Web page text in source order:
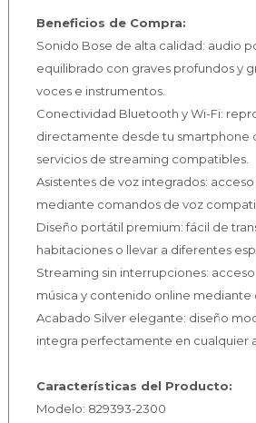
Beneficios de Compra:
Sonido Bose de alta calidad: audio
equilibrado con graves profundos y
voces e instrumentos.
Conectividad Bluetooth y Wi-Fi:
directamente desde tu smartphone
servicios de streaming compatibles.
Asistentes de voz integrados:
mediante comandos de voz
Diseño portátil premium: fácil de
habitaciones o llevar a diferentes
Streaming sin interrupciones:
música y contenido online mediante
Acabado Silver elegante: diseño
integra perfectamente en cualquier
Características del Producto:
Modelo: 829393-2300